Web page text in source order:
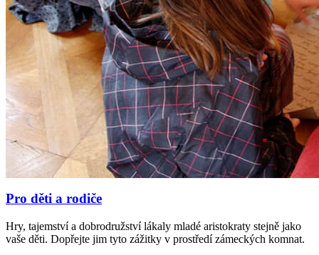
Pro děti a rodiče
Hry, tajemství a dobrodružství lákaly mladé aristokraty stejně jako
vaše děti. Dopřejte jim tyto zážitky v prostředí zámeckých komnat.